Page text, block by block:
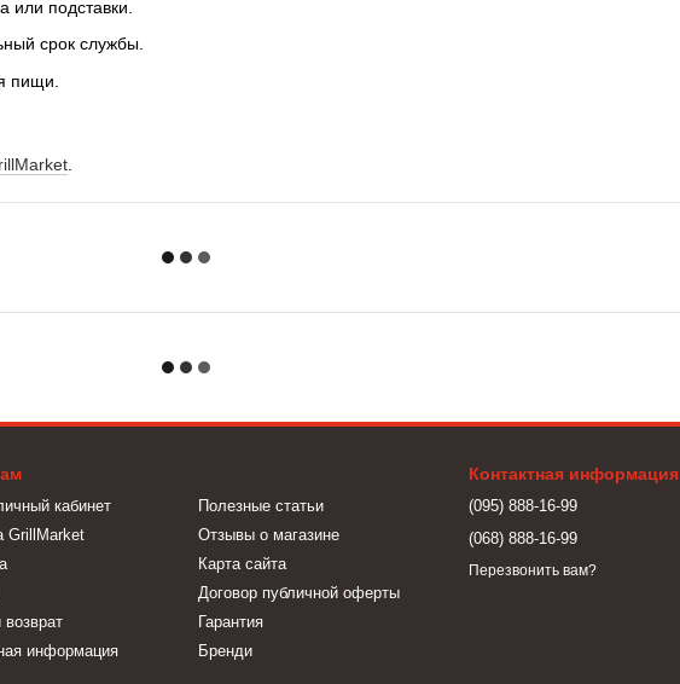
или подставки.
срок службы.
пищи.
кабинет
GrillMarket
информация
Полезные статьи
Отзывы о магазине
Карта сайта
Договор публичной оферты
Гарантия
Бренди
Контактная информация
(095) 888-16-99
(068) 888-16-99
Перезвонить вам?